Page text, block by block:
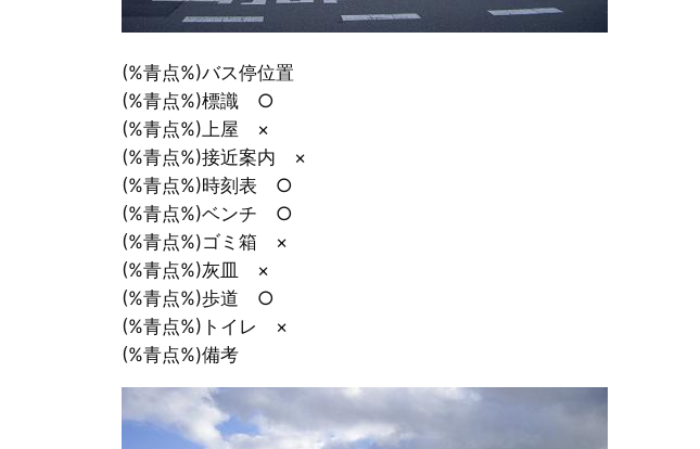
(%青点%)バス停位置
(%青点%)標識 ○
(%青点%)上屋 ×
(%青点%)接近案内 ×
(%青点%)時刻表 ○
(%青点%)ベンチ ○
(%青点%)ゴミ箱 ×
(%青点%)灰皿 ×
(%青点%)歩道 ○
(%青点%)トイレ ×
(%青点%)備考